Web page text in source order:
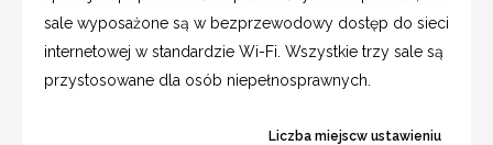
sale wyposażone są w bezprzewodowy dostęp do sieci
internetowej w standardzie Wi-Fi. Wszystkie trzy sale są
przystosowane dla osób niepełnosprawnych.
Liczba miejscw ustawieniu